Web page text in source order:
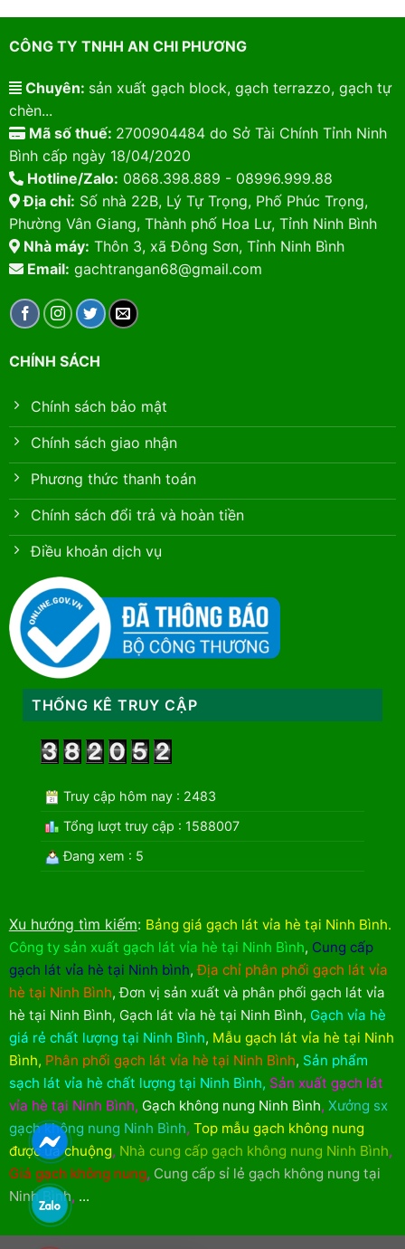
CÔNG TY TNHH AN CHI PHƯƠNG
Chuyên: sản xuất gạch block, gạch terrazzo, gạch tự
chèn...
Mã số thuế: 2700904484 do Sở Tài Chính Tỉnh Ninh
Bình cấp ngày 18/04/2020
Hotline/Zalo: 0868.398.889 - 08996.999.88
Địa chỉ: Số nhà 22B, Lý Tự Trọng, Phố Phúc Trọng,
Phường Vân Giang, Thành phố Hoa Lư, Tỉnh Ninh Bình
Nhà máy: Thôn 3, xã Đông Sơn, Tỉnh Ninh Bình
Email: gachtrangan68@gmail.com
CHÍNH SÁCH
Chính sách bảo mật
Chính sách giao nhận
Phương thức thanh toán
Chính sách đổi trả và hoàn tiền
Điều khoản dịch vụ
THỐNG KÊ TRUY CẬP
Truy cập hôm nay : 2483
Tổng lượt truy cập : 1588007
Đang xem : 5
Xu hướng tìm kiếm: Bảng giá gạch lát vỉa hè tại Ninh Bình.
Công ty sản xuất gạch lát vỉa hè tại Ninh Bình, Cung cấp
gạch lát vỉa hè tại Ninh bình,Địa chỉ phân phối gạch lát vỉa
hè tại Ninh Bình,Đơn vị sản xuất và phân phối gạch lát vỉa
hè tại Ninh Bình, Gạch lát vỉa hè tại Ninh Bình, Gạch vỉa hè
giá rẻ chất lượng tại Ninh Bình, Mẫu gạch lát vỉa hè tại Ninh
Bình, Phân phối gạch lát vỉa hè tại Ninh Bình, Sản phẩm
sạch lát vỉa hè chất lượng tại Ninh Bình, Sản xuất gạch lát
vỉa hè tại Ninh Bình, Gạch không nung Ninh Bình, Xưởng sx
gạch không nung Ninh Bình, Top mẫu gạch không nung
được ưa chuộng, Nhà cung cấp gạch không nung Ninh Bình,
Giá gạch không nung, Cung cấp sỉ lẻ gạch không nung tại
Ninh Bình, ...